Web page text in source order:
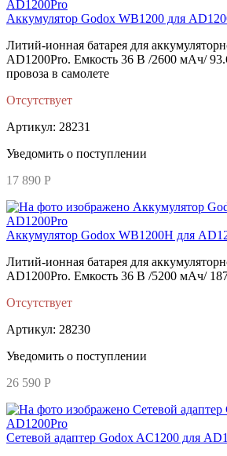
Аккумулятор Godox WB1200 для
Литий-ионная батарея для
AD1200Pro. Емкость 36 В /2600 мАч/
провоза в самолете
Отсутствует
Артикул: 28231
Уведомить о поступлении
17 890 Р
Аккумулятор Godox WB1200H для
Литий-ионная батарея для
AD1200Pro. Емкость 36 В /5200 мАч/
Отсутствует
Артикул: 28230
Уведомить о поступлении
26 590 Р
Сетевой адаптер Godox AC1200 для